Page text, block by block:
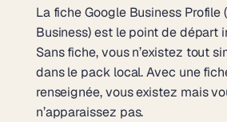
La fiche Google Business Profile
Business) est le point de départ
Sans fiche, vous n’existez tout
dans le pack local. Avec une
renseignée, vous existez mais
n’apparaissez pas.